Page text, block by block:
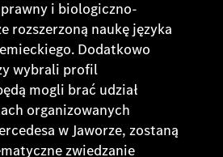
i biologiczno-
rozszerzoną naukę języka
Dodatkowo
wybrali profil
mogli brać udział
organizowanych
w Jaworze, zostaną
zwiedzanie